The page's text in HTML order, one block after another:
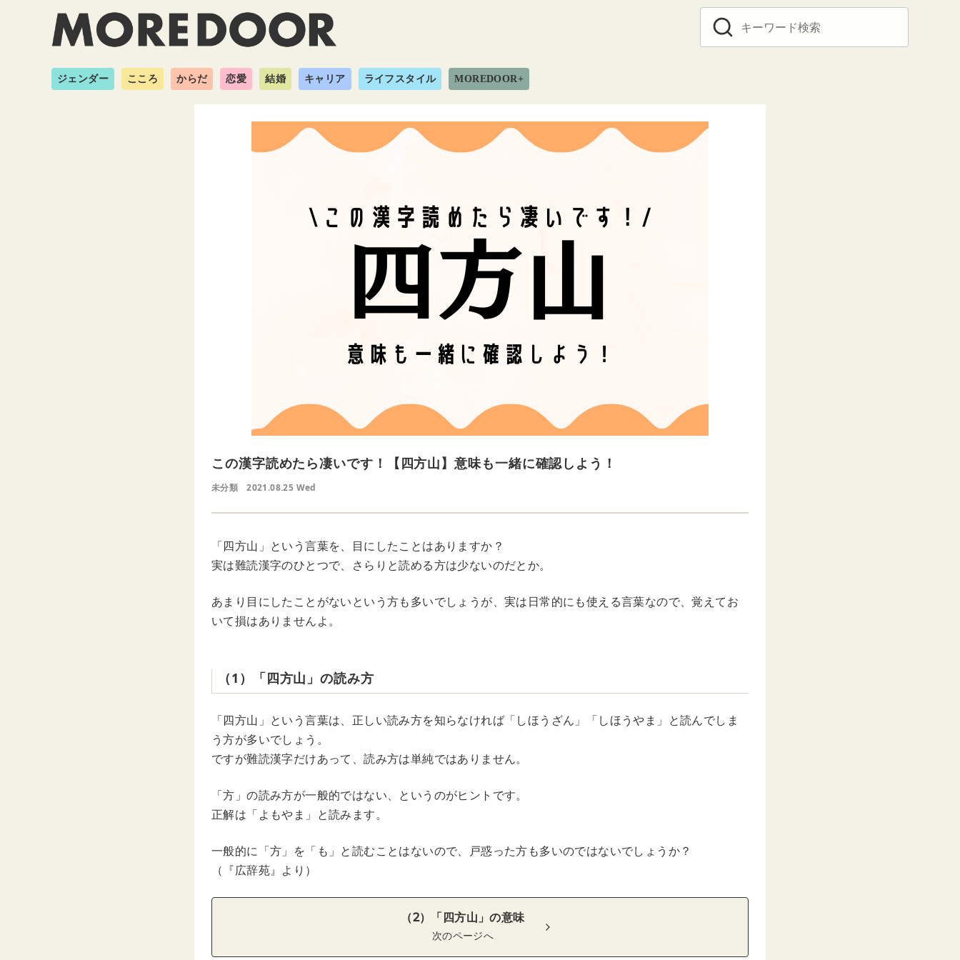
ジェンダー こころ からだ 恋愛 結婚 キャリア ライフスタイル MOREDOOR+
この漢字読めたら凄いです！【四方山】意味も一緒に確認しよう！
未分類 2021.08.25 Wed
「四方山」という言葉を、目にしたことはありますか？
実は難読漢字のひとつで、さらりと読める方は少ないのだとか。
あまり目にしたことがないという方も多いでしょうが、実は日常的にも使える言葉なので、覚えてお
いて損はありませんよ。
（1）「四方山」の読み方
「四方山」という言葉は、正しい読み方を知らなければ「しほうざん」「しほうやま」と読んでしま
う方が多いでしょう。
ですが難読漢字だけあって、読み方は単純ではありません。
「方」の読み方が一般的ではない、というのがヒントです。
正解は「よもやま」と読みます。
一般的に「方」を「も」と読むことはないので、戸惑った方も多いのではないでしょうか？
（『広辞苑』より）
（2）「四方山」の意味
次のページへ